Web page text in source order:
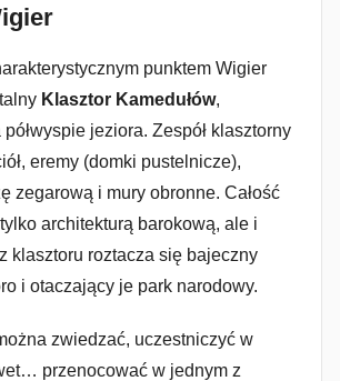
punktem Wigier
Klasztor Kamedułów,
jeziora. Zespół klasztorny
eremy (domki pustelnicze),
zegarową i mury obronne. Całość
architekturą barokową, ale i
klasztoru roztacza się bajeczny
i otaczający je park narodowy.
zwiedzać, uczestniczyć w
przenocować w jednym z